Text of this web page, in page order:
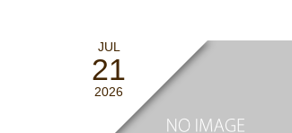
JUL
21
2026